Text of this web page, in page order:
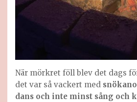
När mörkret föll blev det dags
det var så vackert med
dans och inte minst sång och